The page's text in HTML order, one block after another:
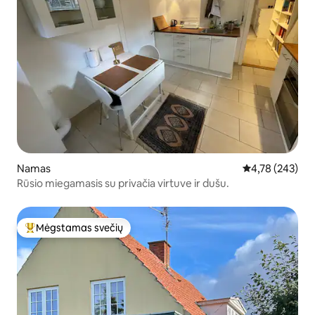
Namas Vidutinis
4,78 (243)
Rūsio miegamasis su privačia virtuve ir dušu.
Svečių mėgstamiausias
Mėgstamas svečių